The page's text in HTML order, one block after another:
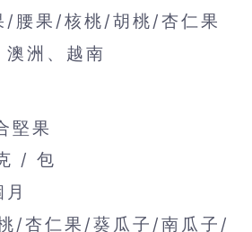
/腰果/核桃/胡桃/杏仁果
澳洲、越南
堅果
/ 包
/杏仁果/葵瓜子/南瓜子/